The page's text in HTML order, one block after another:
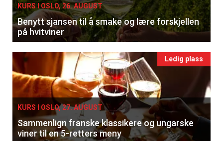
KURS I OSLO, 26. AUGUST
Benytt sjansen til å smake og lære forskjellen
på hvitviner
Ledig plass
KURS I OSLO, 27. AUGUST
Sammenlign franske klassikere og ungarske
viner til en 5-retters meny